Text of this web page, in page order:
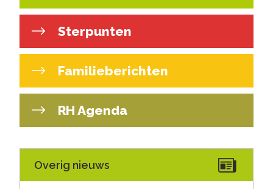
Sterpunten
Familieberichten
RH Agenda
Overig nieuws